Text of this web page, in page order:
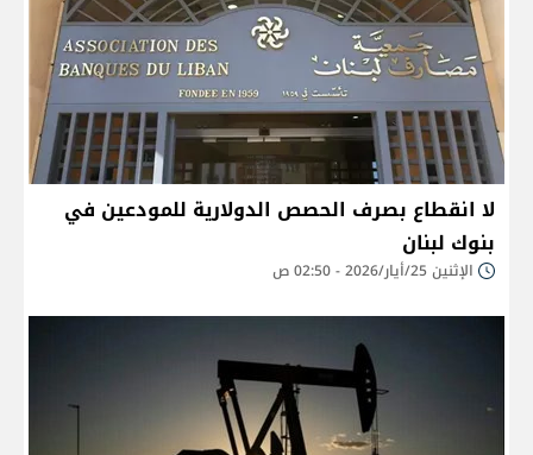
لا انقطاع بصرف الحصص الدولارية للمودعين في
بنوك لبنان
الإثنين 25/أيار/2026 - 02:50 ص